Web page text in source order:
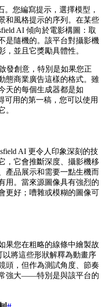
。您編寫提示，選擇模型，
和風格提示的序列。在某些
AI 傾向於電影構圖：取
是隨機的。該平台對攝影機
，並且它獎勵具體性。
發創意，特別是如果您正
態商業廣告這樣的格式。雖
天的每個生成器都是如
可用的第一稿，您可以使用
。
AI 更令人印象深刻的技
，它會推斷深度、攝影機移
產品展示和需要一點生機而
用。當來源圖像具有強烈的
更好；嘈雜或模糊的圖像可
果您在粗略的線條中繪製故
以將這些形狀解釋為動畫序
頭，但作為測試角度、節奏
強大——特別是與該平台的